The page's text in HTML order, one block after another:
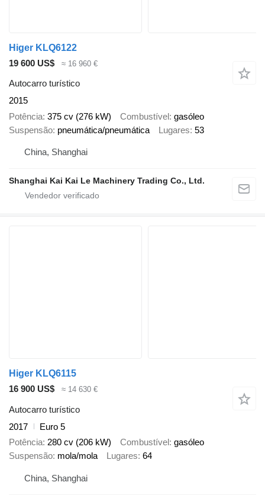
Higer KLQ6122
19 600 US$
≈ 16 960 €
Autocarro turístico
2015
Potência 375 cv (276 kW) Combustível gasóleo
Suspensão pneumática/pneumática Lugares 53
China, Shanghai
Shanghai Kai Kai Le Machinery Trading Co., Ltd.
Higer KLQ6115
16 900 US$
≈ 14 630 €
Autocarro turístico
2017
Euro 5
Potência 280 cv (206 kW) Combustível
gasóleo
Suspensão mola/mola Lugares 64
China, Shanghai